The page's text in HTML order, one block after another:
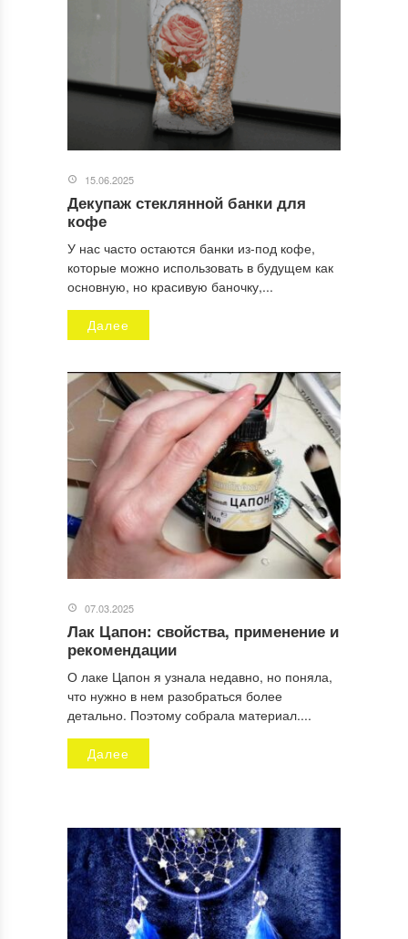
15.06.2025
Декупаж стеклянной банки для
кофе
У нас часто остаются банки из-под кофе,
которые можно использовать в будущем как
основную, но красивую баночку,...
Далее
07.03.2025
Лак Цапон: свойства, применение и
рекомендации
О лаке Цапон я узнала недавно, но поняла,
что нужно в нем разобраться более
детально. Поэтому собрала материал....
Далее